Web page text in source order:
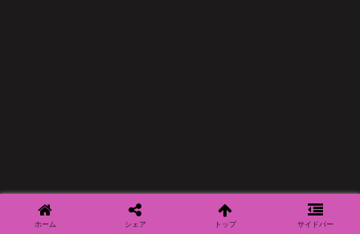
ホーム シェア トップ サイドバー